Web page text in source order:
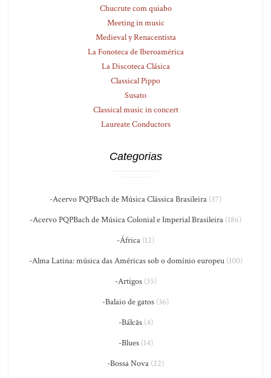
Chucrute com quiabo
Meeting in music
Medieval y Renacentista
La Fonoteca de Iberoamérica
La Discoteca Clásica
Classical Pippo
Susato
Classical music in concert
Laureate Conductors
Categorias
-Acervo PQPBach de Música Clássica Brasileira (37)
-Acervo PQPBach de Música Colonial e Imperial Brasileira (186)
-África (12)
-Alma Latina: música das Américas sob o domínio europeu(100)
-Artigos(35)
-Balaio de gatos (36)
-Bálcãs(4)
-Blues(14)
-Bossa Nova (22)